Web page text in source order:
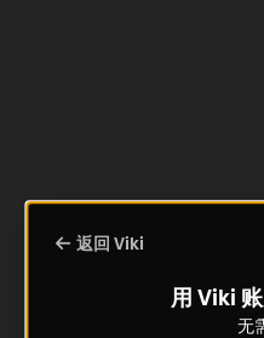
返回 Viki
用 Viki
无